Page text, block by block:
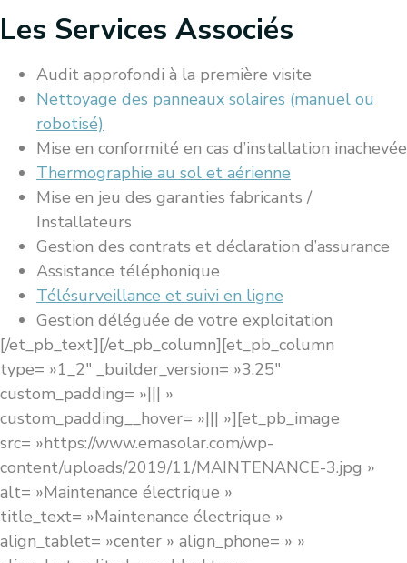
Les Services Associés
Audit approfondi à la première visite
Nettoyage des panneaux solaires (manuel ou
robotisé)
Mise en conformité en cas d’installation inachevée
Thermographie au sol et aérienne
Mise en jeu des garanties fabricants /
Installateurs
Gestion des contrats et déclaration d’assurance
Assistance téléphonique
Télésurveillance et suivi en ligne
Gestion déléguée de votre exploitation
[/et_pb_text][/et_pb_column][et_pb_column
type= »1_2″ _builder_version= »3.25″
custom_padding= »||| »
custom_padding__hover= »||| »][et_pb_image
src= »https://www.emasolar.com/wp-
content/uploads/2019/11/MAINTENANCE-3.jpg »
alt= »Maintenance électrique »
title_text= »Maintenance électrique »
align_tablet= »center » align_phone= » »